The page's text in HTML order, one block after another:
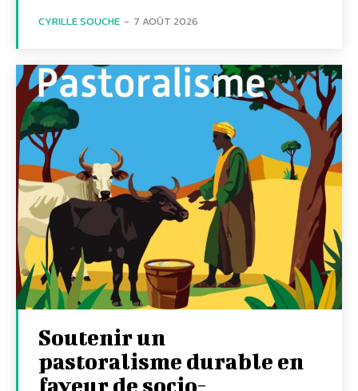
CYRILLE SOUCHE - 7 AOÛT 2026
Soutenir un
pastoralisme durable en
faveur de socio-